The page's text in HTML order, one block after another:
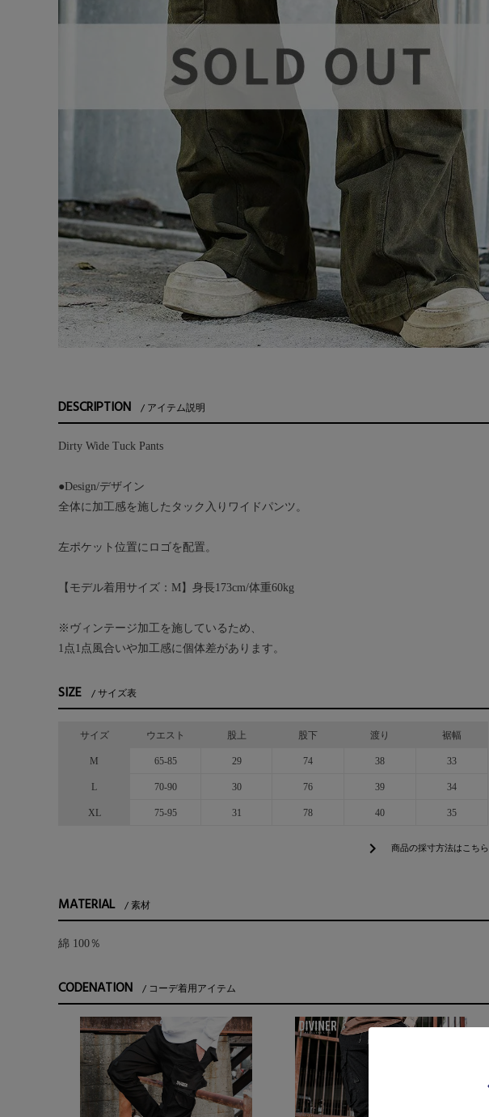
DESCRIPTION アイテム説明
Dirty Wide Tuck Pants
●Design/デザイン
全体に加工感を施したタック入りワイドパンツ。
左ポケット位置にロゴを配置。
【モデル着用サイズ：M】身長173cm/体重60kg
※ヴィンテージ加工を施しているため、
1点1点風合いや加工感に個体差があります。
SIZE サイズ表
サイズ ウエスト 股上 股下 渡り 裾幅
M 65-85 29 74 38 33
L 70-90 30 76 39 34
XL 75-95 31 78 40 35
chevron_right 商品の採寸方法はこちら
MATERIAL 素材
綿 100％
CODENATION コーデ着用アイテム